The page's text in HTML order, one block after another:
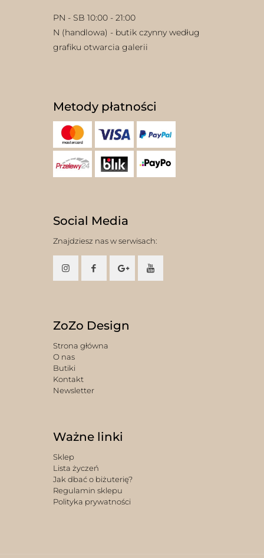
PN - SB 10:00 - 21:00
N (handlowa) - butik czynny według
grafiku otwarcia galerii
Metody płatności
Social Media
Znajdziesz nas w serwisach:
ZoZo Design
Strona główna
O nas
Butiki
Kontakt
Newsletter
Ważne linki
Sklep
Lista życzeń
Jak dbać o biżuterię?
Regulamin sklepu
Polityka prywatności